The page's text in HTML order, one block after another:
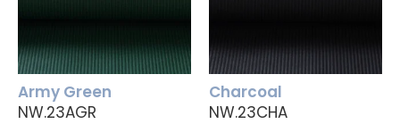
NW.23AGR
Army Green
NW.23CHA
Charcoal